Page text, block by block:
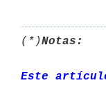
(*)Notas:
Este